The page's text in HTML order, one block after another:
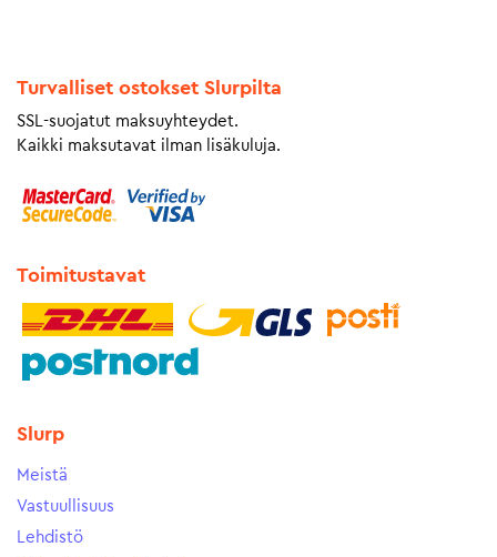
Turvalliset ostokset Slurpilta
SSL-suojatut maksuyhteydet.
Kaikki maksutavat ilman lisäkuluja.
Toimitustavat
Slurp
Meistä
Vastuullisuus
Lehdistö